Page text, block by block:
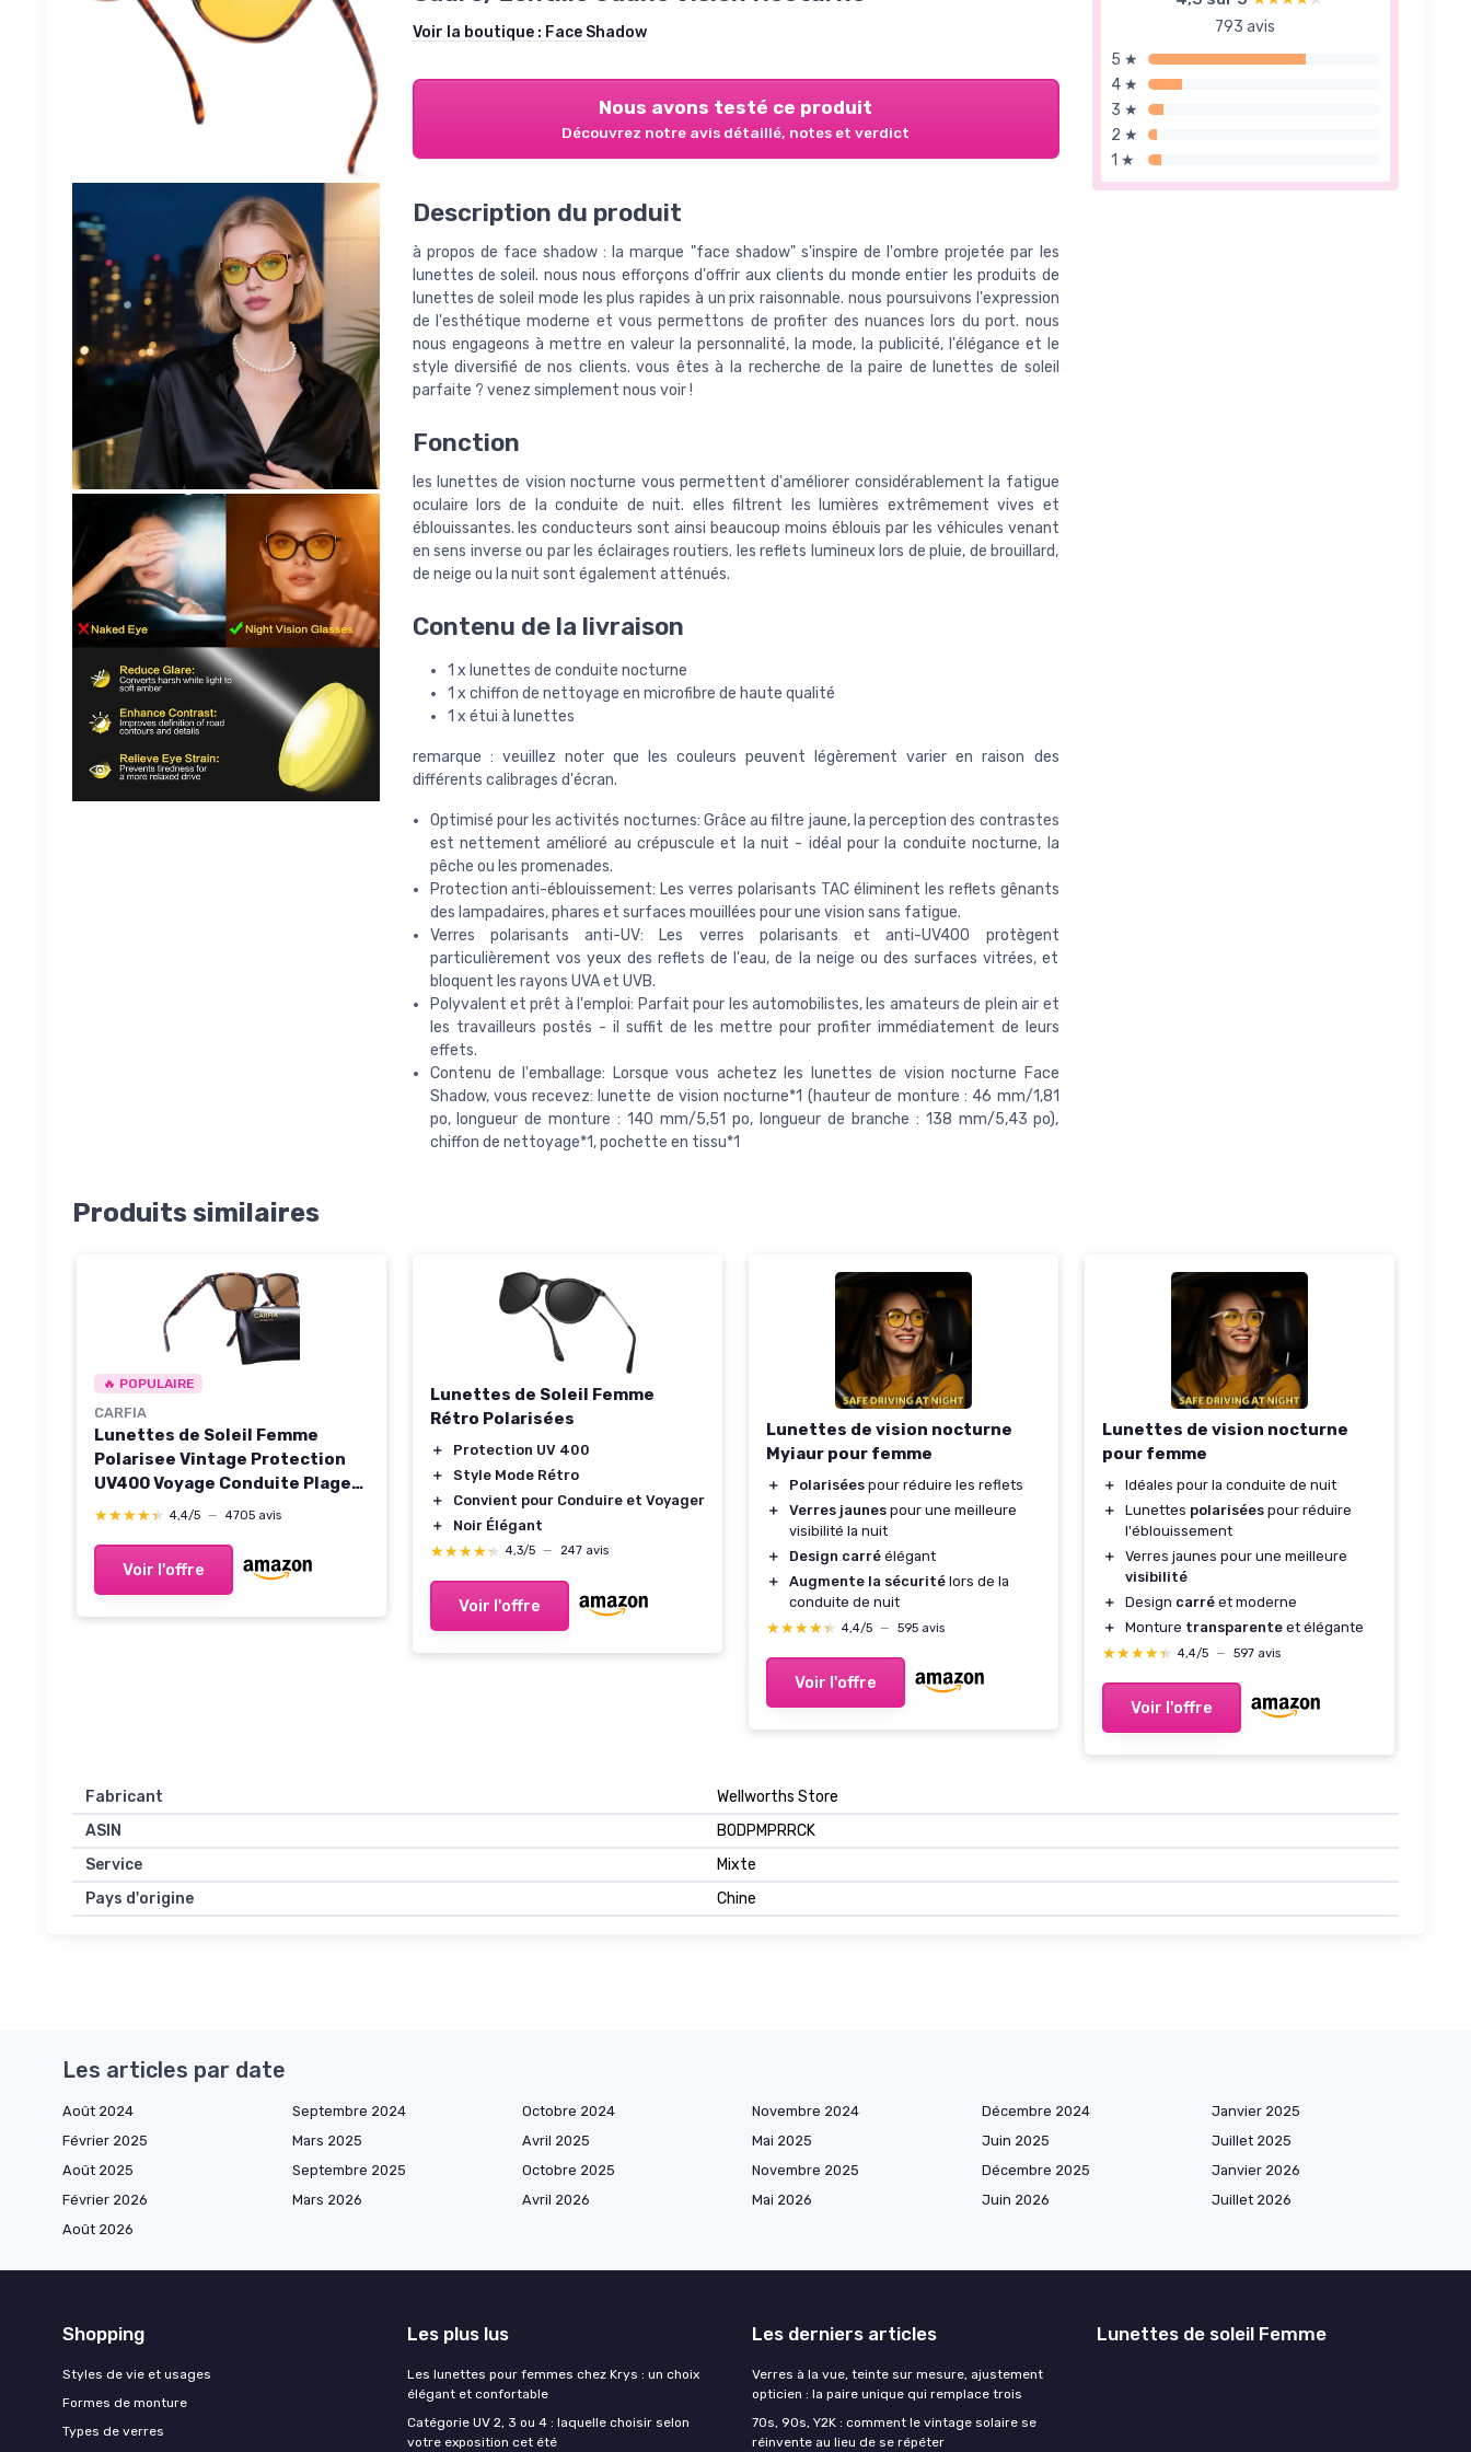
793 avis
5 ★
4 ★
3 ★
2 ★
1 ★
Voir la boutique : Face Shadow
Nous avons testé ce produit
Découvrez notre avis détaillé, notes et verdict
Description du produit
à propos de face shadow : la marque "face shadow" s'inspire de l'ombre projetée par les
lunettes de soleil. nous nous efforçons d'offrir aux clients du monde entier les produits de
lunettes de soleil mode les plus rapides à un prix raisonnable. nous poursuivons l'expression
de l'esthétique moderne et vous permettons de profiter des nuances lors du port. nous
nous engageons à mettre en valeur la personnalité, la mode, la publicité, l'élégance et le
style diversifié de nos clients. vous êtes à la recherche de la paire de lunettes de soleil
parfaite ? venez simplement nous voir !
Fonction
les lunettes de vision nocturne vous permettent d'améliorer considérablement la fatigue
oculaire lors de la conduite de nuit. elles filtrent les lumières extrêmement vives et
éblouissantes. les conducteurs sont ainsi beaucoup moins éblouis par les véhicules venant
en sens inverse ou par les éclairages routiers. les reflets lumineux lors de pluie, de brouillard,
de neige ou la nuit sont également atténués.
Contenu de la livraison
1 x lunettes de conduite nocturne
1 x chiffon de nettoyage en microfibre de haute qualité
1 x étui à lunettes
remarque : veuillez noter que les couleurs peuvent légèrement varier en raison des
différents calibrages d'écran.
Optimisé pour les activités nocturnes: Grâce au filtre jaune, la perception des contrastes
est nettement amélioré au crépuscule et la nuit - idéal pour la conduite nocturne, la
pêche ou les promenades.
Protection anti-éblouissement: Les verres polarisants TAC éliminent les reflets gênants
des lampadaires, phares et surfaces mouillées pour une vision sans fatigue.
Verres polarisants anti-UV: Les verres polarisants et anti-UV400 protègent
particulièrement vos yeux des reflets de l'eau, de la neige ou des surfaces vitrées, et
bloquent les rayons UVA et UVB.
Polyvalent et prêt à l'emploi: Parfait pour les automobilistes, les amateurs de plein air et
les travailleurs postés - il suffit de les mettre pour profiter immédiatement de leurs
effets.
Contenu de l'emballage: Lorsque vous achetez les lunettes de vision nocturne Face
Shadow, vous recevez: lunette de vision nocturne*1 (hauteur de monture : 46 mm/1,81
po, longueur de monture : 140 mm/5,51 po, longueur de branche : 138 mm/5,43 po),
chiffon de nettoyage*1, pochette en tissu*1
Produits similaires
🔥 POPULAIRE
CARFIA
Lunettes de Soleil Femme
Polarisee Vintage Protection
UV400 Voyage Conduite Plage
Outdoor/Lunettes Anti
Fatigue oculaire A-monture
Marron Verres Marron
★★★★★
★★★★★ 4,4/5 — 4705 avis
Voir l'offre
Lunettes de Soleil Femme
Rétro Polarisées
＋
Protection UV 400
＋
Style Mode Rétro
＋
Convient pour Conduire et Voyager
＋
Noir Élégant
★★★★★
★★★★★ 4,3/5 — 247 avis
Voir l'offre
Lunettes de vision nocturne
Myiaur pour femme
＋ Polarisées pour réduire les reflets
＋
Verres jaunes pour une meilleure
visibilité la nuit
＋
Design carré élégant
＋
Augmente la sécurité lors de la
conduite de nuit
★★★★★
★★★★★ 4,4/5 — 595 avis
Voir l'offre
Lunettes de vision nocturne
pour femme
＋
Idéales pour la conduite de nuit
＋
Lunettes polarisées pour réduire
l'éblouissement
＋
Verres jaunes pour une meilleure
visibilité
＋
Design carré et moderne
＋
Monture transparente et élégante
★★★★★
★★★★★ 4,4/5 — 597 avis
Voir l'offre
Fabricant
Wellworths Store
ASIN
B0DPMPRRCK
Service
Mixte
Pays d'origine
Chine
Les articles par date
Août 2024 Septembre 2024 Octobre 2024 Novembre 2024 Décembre 2024
Janvier 2025
Février 2025
Mars 2025 Avril 2025 Mai 2025 Juin 2025
Juillet 2025
Août 2025
Septembre 2025 Octobre 2025 Novembre 2025 Décembre 2025
Janvier 2026
Février 2026
Mars 2026 Avril 2026 Mai 2026 Juin 2026
Juillet 2026
Août 2026
Shopping
Styles de vie et usages
Formes de monture
Types de verres
Les plus lus
Les lunettes pour femmes chez Krys : un choix
élégant et confortable
Catégorie UV 2, 3 ou 4 : laquelle choisir selon
votre exposition cet été
Les derniers articles
Verres à la vue, teinte sur mesure, ajustement
opticien : la paire unique qui remplace trois
70s, 90s, Y2K : comment le vintage solaire se
réinvente au lieu de se répéter
Lunettes de soleil Femme